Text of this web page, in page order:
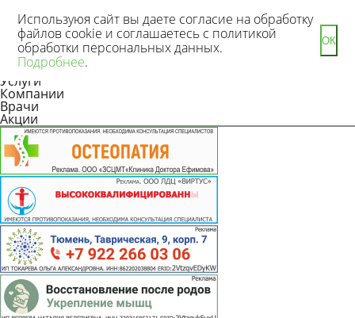
Новости
Статьи
Услуги
Компании
Врачи
Акции
Используюя сайт вы даете согласие на обработку
файлов cookie и соглашаетесь с политикой
обработки персональных данных.
Подробнее.
ОК